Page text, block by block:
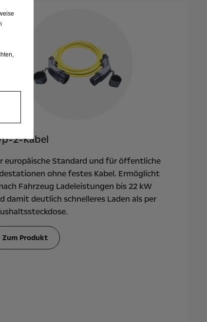
2-Kabel
europäische Standard und für öffentliche
ohne festes Kabel. Ermöglicht
Fahrzeug Ladeleistungen bis 22 kW
damit deutlich schnelleres Laden als per
Zum Produkt